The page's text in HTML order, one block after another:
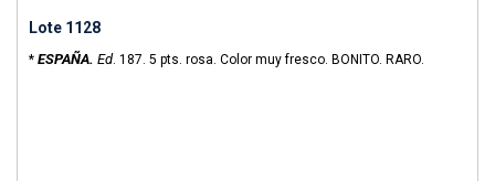
Lote 1128
* ESPAÑA. Ed. 187. 5 pts. rosa. Color muy fresco. BONITO. RARO.